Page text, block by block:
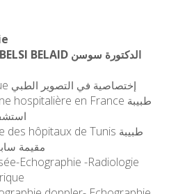
BELAID الدكتورة سوسن
إختصاصية في التصوير الطبي
hospitalière en France طبيبة
des hôpitaux de Tunis طبيبة
مقيمة
Echographie -Radiologie